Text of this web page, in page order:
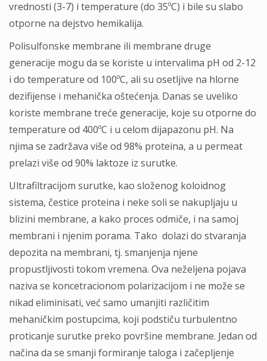
vrednosti (3-7) i temperature (do 35ºC) i bile su slabo
otporne na dejstvo hemikalija.
Polisulfonske membrane ili membrane druge
generacije mogu da se koriste u intervalima pH od 2-12
i do temperature od 100ºC, ali su osetljive na hlorne
dezifijense i mehanička oštećenja. Danas se uveliko
koriste membrane treće generacije, koje su otporne do
temperature od 400ºC i u celom dijapazonu pH. Na
njima se zadržava više od 98% proteina, a u permeat
prelazi više od 90% laktoze iz surutke.
Ultrafiltracijom surutke, kao složenog koloidnog
sistema, čestice proteina i neke soli se nakupljaju u
blizini membrane, a kako proces odmiče, i na samoj
membrani i njenim porama. Tako dolazi do stvaranja
depozita na membrani, tj. smanjenja njene
propustljivosti tokom vremena. Ova neželjena pojava
naziva se koncetracionom polarizacijom i ne može se
nikad eliminisati, već samo umanjiti različitim
mehaničkim postupcima, koji podstiču turbulentno
proticanje surutke preko površine membrane. Jedan od
načina da se smanji formiranje taloga i začepljenje